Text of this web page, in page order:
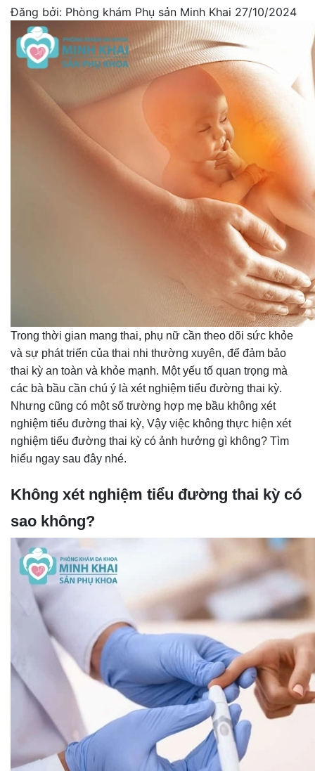
Đăng bởi: Phòng khám Phụ sản Minh Khai 27/10/2024
Trong thời gian mang thai, phụ nữ cần theo dõi sức khỏe
và sự phát triển của thai nhi thường xuyên, để đảm bảo
thai kỳ an toàn và khỏe mạnh. Một yếu tố quan trọng mà
các bà bầu cần chú ý là xét nghiệm tiểu đường thai kỳ.
Nhưng cũng có một số trường hợp mẹ bầu không xét
nghiệm tiểu đường thai kỳ, Vậy việc không thực hiện xét
nghiệm tiểu đường thai kỳ có ảnh hưởng gì không? Tìm
hiểu ngay sau đây nhé.
Không xét nghiệm tiểu đường thai kỳ có
sao không?